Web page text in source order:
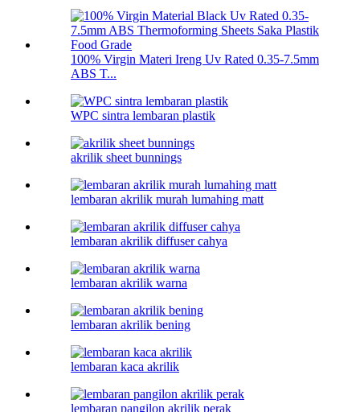
100% Virgin Materi Ireng Uv Rated 0.35-7.5mm
ABS T...
WPC sintra lembaran plastik
akrilik sheet bunnings
lembaran akrilik murah lumahing matt
lembaran akrilik diffuser cahya
lembaran akrilik warna
lembaran akrilik bening
lembaran kaca akrilik
lembaran pangilon akrilik perak